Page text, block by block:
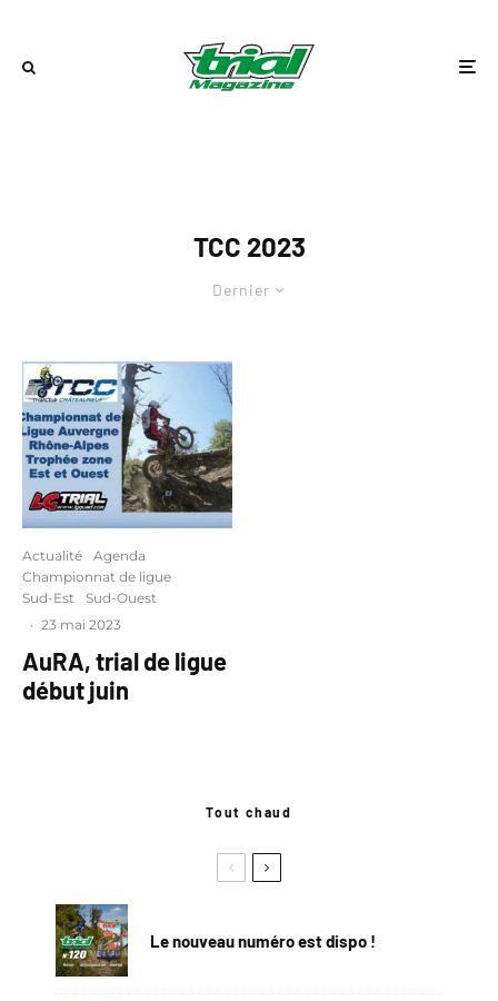
TCC 2023
Dernier
Actualité
Agenda
Championnat de ligue
Sud-Est
Sud-Ouest
· 23 mai 2023
AuRA, trial de ligue
début juin
Tout chaud
Le nouveau numéro est dispo !